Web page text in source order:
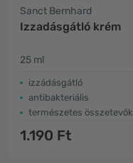
Sanct Bernhard
Izzadásgátló krém
25 ml
izzádásgátló
antibakteriális
természetes összetevők
1.190 Ft